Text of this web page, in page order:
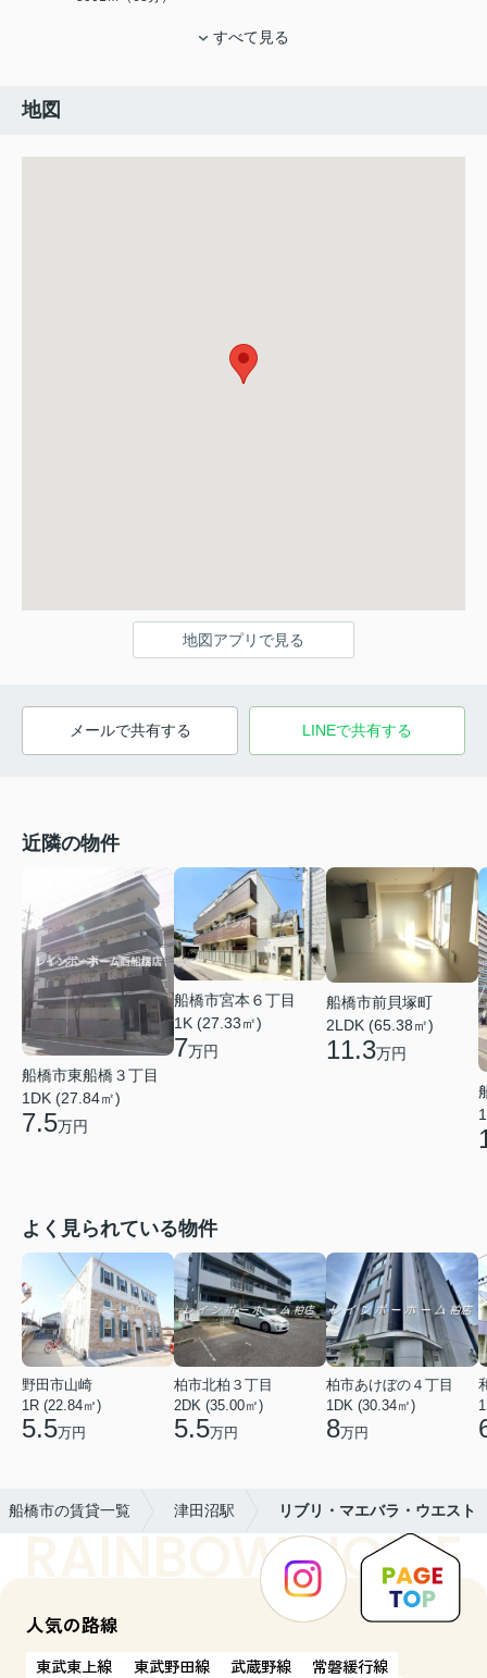
すべて見る
地図
地図アプリで見る
メールで共有する LINEで共有する
近隣の物件
船橋市東船橋３丁目
1DK (27.84㎡)
7.5万円
船橋市宮本６丁目
1K (27.33㎡)
7万円
船橋市前貝塚町
2LDK (65.38㎡)
11.3万円
よく見られている物件
野田市山崎
1R (22.84㎡)
5.5万円
柏市北柏３丁目
2DK (35.00㎡)
5.5万円
柏市あけぼの４丁目
1DK (30.34㎡)
8万円
船橋市の賃貸一覧 津田沼駅 リブリ・マエバラ・ウエスト
人気の路線
東武東上線 東武野田線 武蔵野線
常磐緩行線